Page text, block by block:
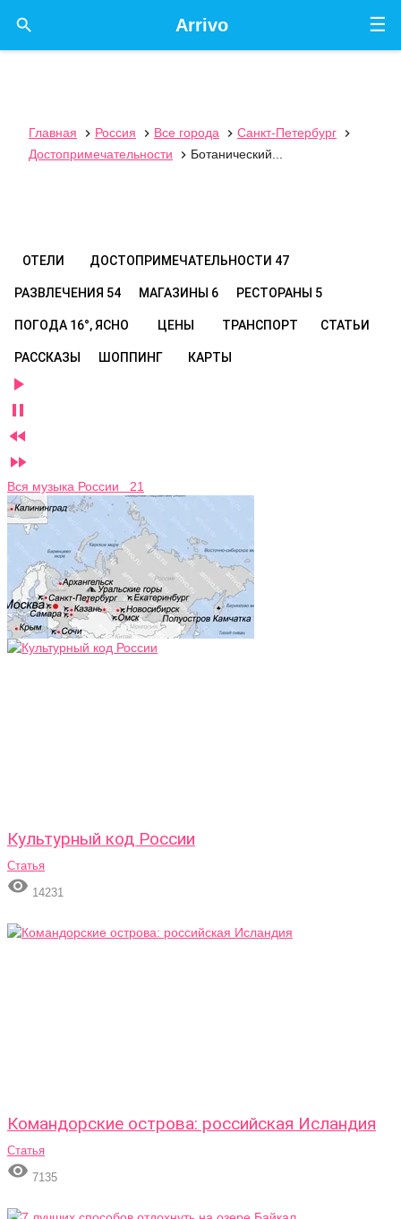
☰
Arrivo

Главная  Россия  Все города  Санкт-Петербург

Достопримечательности
 Ботанический...
ОТЕЛИ ДОСТОПРИМЕЧАТЕЛЬНОСТИ 47
РАЗВЛЕЧЕНИЯ 54 МАГАЗИНЫ 6 РЕСТОРАНЫ 5
ПОГОДА 16°, ЯСНО ЦЕНЫ ТРАНСПОРТ СТАТЬИ
РАССКАЗЫ ШОППИНГ КАРТЫ




Вся музыка России 21
Культурный код России
Статья
 14231
Командорские острова: российская Исландия
Статья
 7135